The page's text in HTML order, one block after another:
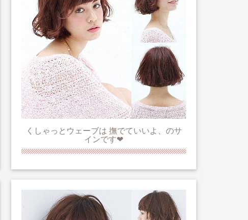
くしゃっとウェーブは 撫でていいよ、のサ
インです❤